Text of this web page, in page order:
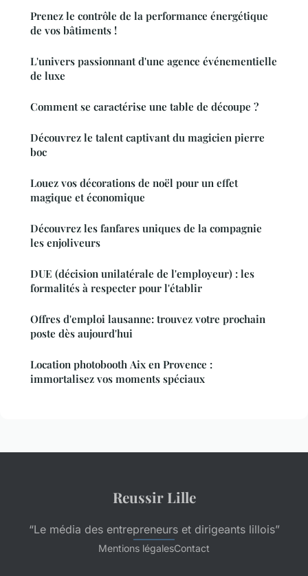
Prenez le contrôle de la performance énergétique
de vos bâtiments !
L'univers passionnant d'une agence événementielle
de luxe
Comment se caractérise une table de découpe ?
Découvrez le talent captivant du magicien pierre
boc
Louez vos décorations de noël pour un effet
magique et économique
Découvrez les fanfares uniques de la compagnie
les enjoliveurs
DUE (décision unilatérale de l'employeur) : les
formalités à respecter pour l'établir
Offres d'emploi lausanne: trouvez votre prochain
poste dès aujourd'hui
Location photobooth Aix en Provence :
immortalisez vos moments spéciaux
Reussir Lille
“Le média des entrepreneurs et dirigeants lillois”
Mentions légalesContact